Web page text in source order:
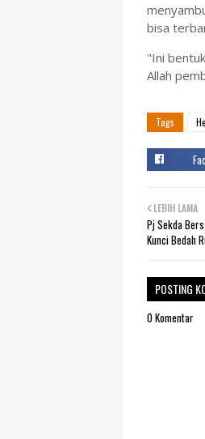
bisa
"Ini
Allah
Tags
LEBIH LAMA
Pj Sekda
Kunci Bedah
POSTING
0 Komentar